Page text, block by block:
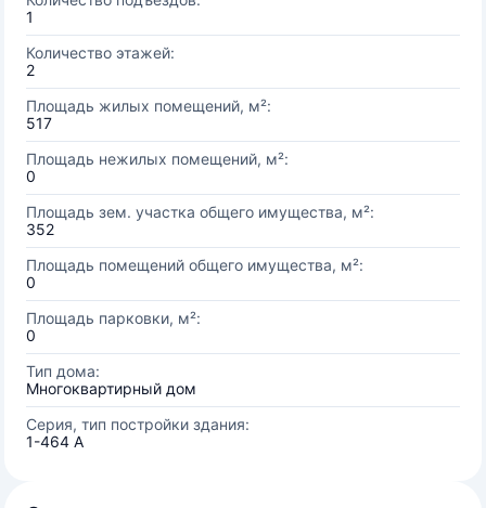
1
Количество этажей:
2
Площадь жилых помещений, м²:
517
Площадь нежилых помещений, м²:
0
Площадь зем. участка общего имущества, м²:
352
Площадь помещений общего имущества, м²:
0
Площадь парковки, м²:
0
Тип дома:
Многоквартирный дом
Серия, тип постройки здания:
1-464 А